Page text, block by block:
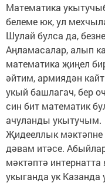
Математика
белеме юк, ул
Шулай булса да,
Аңламасалар, алып
математика җиңел
әйтим, армиядән
укый башлагач, бер
син бит математик
ачуланды укытучым.
Җидееллык мәктәпне
дәвам итәсе.
мәктәптә
укыганда ук Казанда